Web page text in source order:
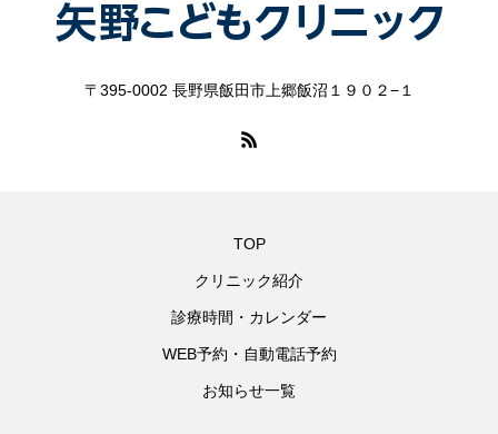
〒395-0002 長野県飯田市上郷飯沼１９０２−１
TOP
クリニック紹介
診療時間・カレンダー
WEB予約・自動電話予約
お知らせ一覧